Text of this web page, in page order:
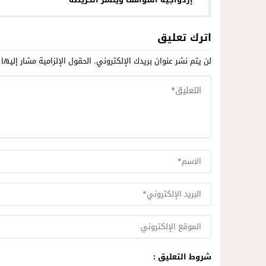
اترك تعليق
لن يتم نشر عنوان بريدك الإلكتروني. الحقول الإلزامية مشار
شروط التعليق :